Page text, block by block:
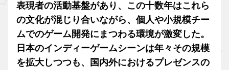
表現者の活動基盤があり、この十数年はこれら
の文化が混じり合いながら、個人や小規模チー
ムでのゲーム開発にまつわる環境が激変した。
日本のインディーゲームシーンは年々その規模
を拡大しつつも、国内外におけるプレゼンスの